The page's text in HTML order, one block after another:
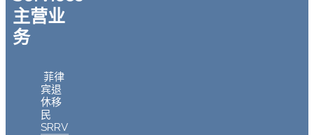
主营业
务
菲律
宾退
休移
民
SRRV